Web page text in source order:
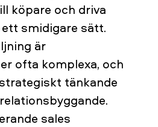
köpare och driva
smidigare sätt.
är
ofta komplexa, och
tänkande
sales